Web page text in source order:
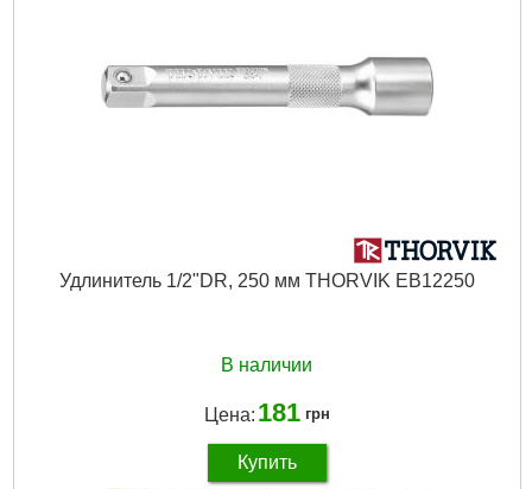
Удлинитель 1/2"DR, 250 мм THORVIK EB12250
В наличии
Цена: 181 грн
Купить